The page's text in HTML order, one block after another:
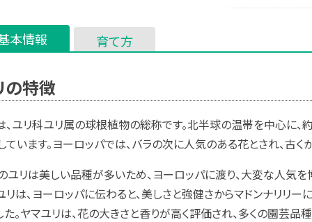
本情報 育て方
の特徴
、ユリ科ユリ属の球根植物の総称です。北半球の温帯を中心に
ています。ヨーロッパでは、バラの次に人気のある花とされ、古く
ユリは美しい品種が多いため、ヨーロッパに渡り、大変な人気
リは、ヨーロッパに伝わると、美しさと強健さからマドンナリリ
た。ヤマユリは、花の大きさと香りが高く評価され、多くの園芸品